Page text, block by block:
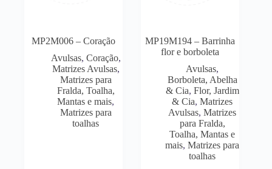
MP2M006 – Coração
Avulsas, Coração,
Matrizes Avulsas,
Matrizes para
Fralda, Toalha,
Mantas e mais,
Matrizes para
toalhas
MP19M194 – Barrinha
flor e borboleta
Avulsas,
Borboleta, Abelha
& Cia, Flor, Jardim
& Cia,Matrizes
Avulsas,Matrizes
para Fralda,
Toalha, Mantas e
mais,Matrizes para
toalhas